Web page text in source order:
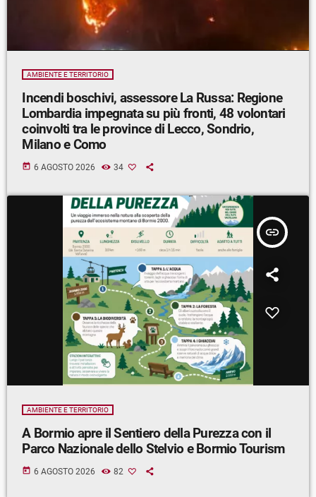
AMBIENTE E TERRITORIO
Incendi boschivi, assessore La Russa: Regione
Lombardia impegnata su più fronti, 48 volontari
coinvolti tra le province di Lecco, Sondrio,
Milano e Como
today 6 AGOSTO 2026 34
insert_link
AMBIENTE E TERRITORIO
A Bormio apre il Sentiero della Purezza con il
Parco Nazionale dello Stelvio e Bormio Tourism
today 6 AGOSTO 2026 82